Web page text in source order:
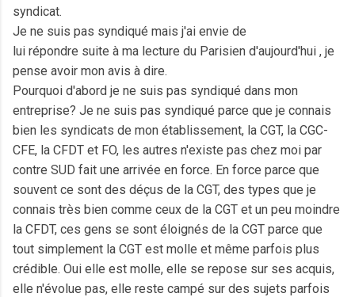
syndicat.
Je ne suis pas syndiqué mais j'ai envie de
lui répondre suite à ma lecture du Parisien d'aujourd'hui , je
pense avoir mon avis à dire.
Pourquoi d'abord je ne suis pas syndiqué dans mon
entreprise? Je ne suis pas syndiqué parce que je connais
bien les syndicats de mon établissement, la CGT, la CGC-
CFE, la CFDT et FO, les autres n'existe pas chez moi par
contre SUD fait une arrivée en force. En force parce que
souvent ce sont des déçus de la CGT, des types que je
connais très bien comme ceux de la CGT et un peu moindre
la CFDT, ces gens se sont éloignés de la CGT parce que
tout simplement la CGT est molle et même parfois plus
crédible. Oui elle est molle, elle se repose sur ses acquis,
elle n'évolue pas, elle reste campé sur des sujets parfois